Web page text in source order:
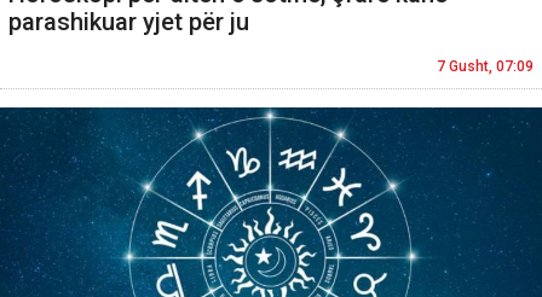
parashikuar yjet për ju
7 Gusht, 07:09